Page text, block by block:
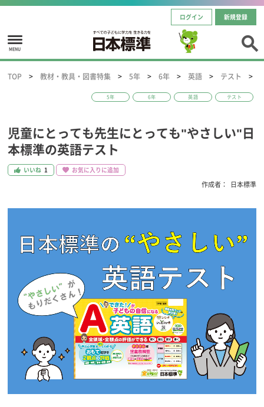
ログイン 新規登録
MENU
TOP 教材・教具・図書特集 5年 6年 英語 テスト
児童にとっても先生にとっても"やさしい"日
本標準の英語テスト
5年 6年 英語 テスト
いいね 1 お気に入りに追加
作成者： 日本標準